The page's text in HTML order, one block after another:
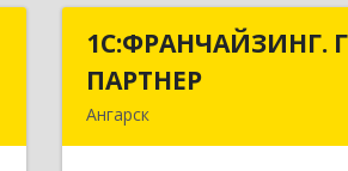
1С:ФРАНЧАЙЗИНГ.
ПАРТНЕР
Ангарск